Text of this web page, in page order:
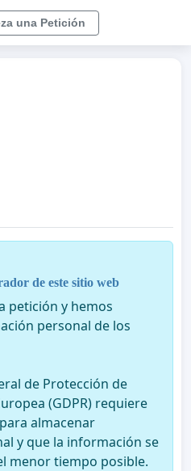
una Petición
de este sitio web
petición y hemos
personal de los
de Protección de
(GDPR) requiere
almacenar
y que la información se
menor tiempo posible.